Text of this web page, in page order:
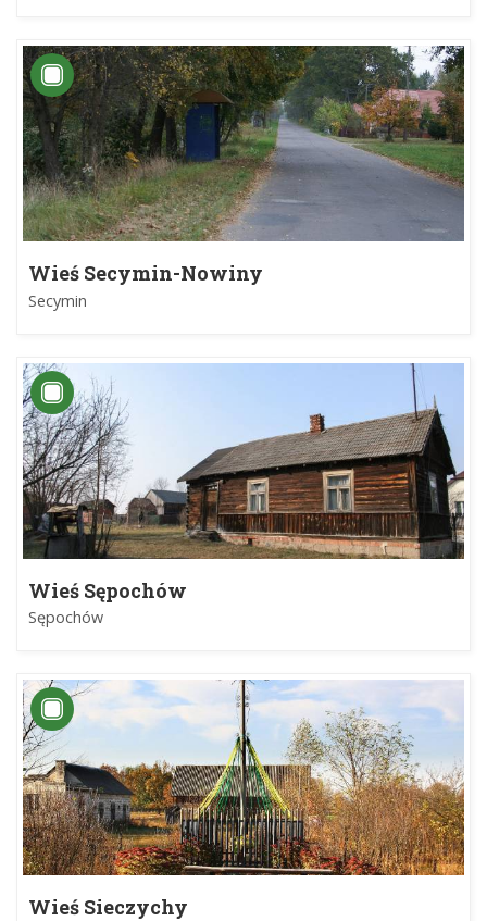
Wieś Secymin-Nowiny
Secymin
Wieś Sępochów
Sępochów
Wieś Sieczychy